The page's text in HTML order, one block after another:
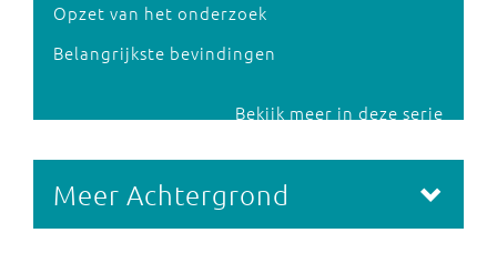
Opzet van het onderzoek
Belangrijkste bevindingen
Bekijk meer in deze serie
Meer Achtergrond